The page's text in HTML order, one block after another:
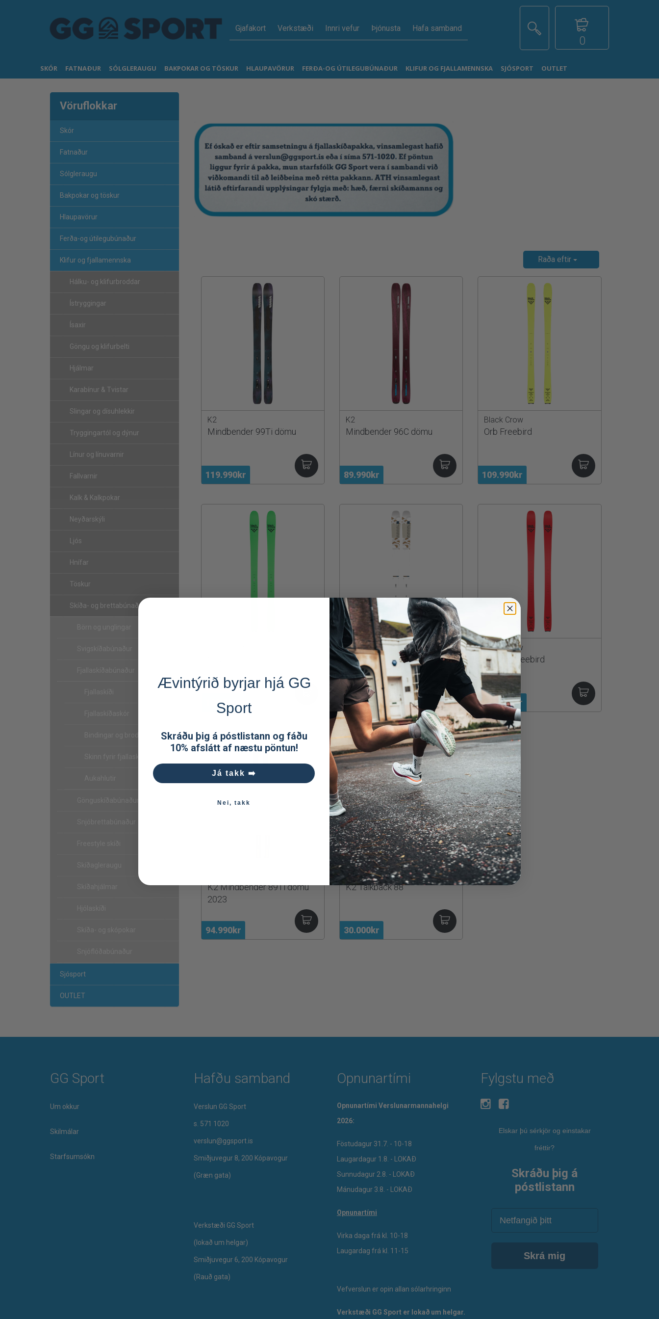
Gjafakort Verkstæði Innri vefur Þjónusta Hafa samband
SKÓR FATNAÐUR SÓLGLERAUGU BAKPOKAR OG TÖSKUR HLAUPAVÖRUR FERÐA-OG ÚTILEGUBÚNAÐUR KLIFUR OG FJALLAMENNSKA SJÓSPORT OUTLET
0
Raða eftir
119.990kr
K2
Mindbender 99Ti dömu
89.990kr
K2
Mindbender 96C dömu
109.990kr
Black Crow
Orb Freebird
139.990kr 94.990kr
K2
Mindbender 89Ti dömu
124.990kr
Black Crow
Camox Freebird
94.990kr
K2 Mindbender 89Ti dömu
2023
30.000kr
K2
K2 Talkback 88
Vöruflokkar
Skór
Fatnaður
Sólgleraugu
Bakpokar og töskur
Hlaupavörur
Ferða-og útilegubúnaður
Klifur og fjallamennska
Hálku- og klifurbroddar
Ístryggingar
Ísaxir
Göngu og klifurbelti
Hjálmar
Karabínur & Tvistar
Slingar og dísuhlekkir
Tryggingartól og dýnur
Línur og línuvarnir
Fallvarnir
Kalk & Kalkpokar
Neyðarskýli
Ljós
Hnífar
Töskur
Skíða- og brettabúnaður
Sjósport
OUTLET
GG Sport
Um okkur
Skilmálar
Starfsumsókn
Hafðu samband
Verslun GG Sport
s. 571 1020
verslun@ggsport.is
Smiðjuvegur 8, 200 Kópavogur
(Græn gata)
Verkstæði GG Sport
​(lokað um helgar)
Smiðjuvegur 6, 200 Kópavogur
(Rauð gata)
Opnunartími
Opnunartími Verslunarmannahelgi
2026:
Föstudagur 31.7. - 10-18
Laugardagur 1.8. - LOKAÐ
Sunnudagur 2.8. - LOKAÐ
Mánudagur 3.8. - LOKAÐ
Opnunartími
Virka daga frá kl. 10-18
Laugardag frá kl. 11-15
Vefverslun er opin allan sólarhringinn
Verkstæði GG Sport er lokað um helgar.
Fylgstu með
Elskar þú sérkjör og einstakar
fréttir?
Skráðu þig á
póstlistann
Skrá mig
Ævintýrið byrjar hjá GG
Sport
Skráðu þig á póstlistann og fáðu
10% afslátt af næstu pöntun!
Já takk ➡️
Nei, takk